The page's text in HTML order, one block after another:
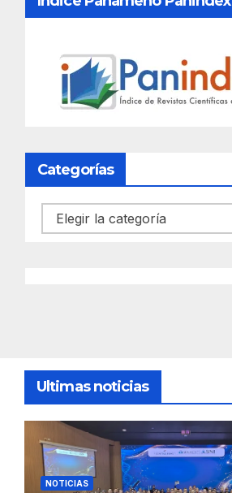
Categorías
Categorías
Ultimas noticias
NOTICIAS